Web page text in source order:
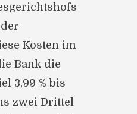
Kosten im
Bank die
3,99 % bis
zwei Drittel